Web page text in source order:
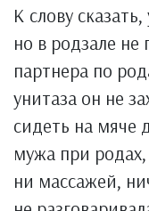
К слову
но в родзале не
партнера по
унитаза он не
сидеть на мяче
мужа при
ни массажей,